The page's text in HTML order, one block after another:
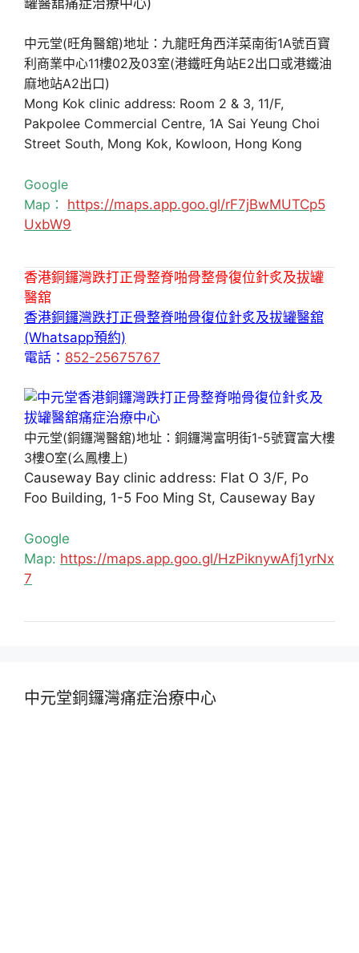
中元堂(旺角醫舘)地址：九龍旺角西洋菜南街1A號百寶
利商業中心11樓02及03室(港鐵旺角站E2出口或港鐵油
麻地站A2出口)
Mong Kok clinic address: Room 2 & 3, 11/F,
Pakpolee Commercial Centre, 1A Sai Yeung Choi
Street South, Mong Kok, Kowloon, Hong Kong
Google
Map： https://maps.app.goo.gl/rF7jBwMUTCp5
UxbW9
香港銅鑼灣跌打正骨整脊啪骨整骨復位針炙及拔罐
醫舘
香港銅鑼灣跌打正骨整脊啪骨復位針炙及拔罐醫舘
(Whatsapp預約)
電話： 852-25675767
中元堂(銅鑼灣醫舘)地址：銅鑼灣富明街1-5號寶富大樓
3樓O室(么鳳樓上)
Causeway Bay clinic address: Flat O 3/F, Po
Foo Building, 1-5 Foo Ming St, Causeway Bay
Google
Map: https://maps.app.goo.gl/HzPiknywAfj1yrNx
7
中元堂銅鑼灣痛症治療中心